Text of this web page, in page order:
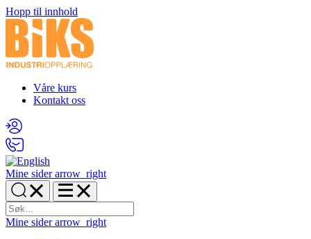
Hopp til innhold
Våre kurs
Kontakt oss
Mine sider arrow_right
Mine sider arrow_right